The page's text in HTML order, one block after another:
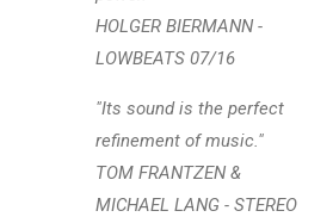
HOLGER BIERMANN -
LOWBEATS 07/16
"Its sound is the perfect
refinement of music."
TOM FRANTZEN &
MICHAEL LANG - STEREO